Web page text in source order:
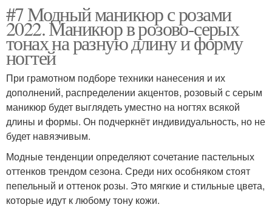
#7 Модный маникюр с розами
2022. Маникюр в розово-серых
тонах на разную длину и форму
ногтей
При грамотном подборе техники нанесения и их
дополнений, распределении акцентов, розовый с серым
маникюр будет выглядеть уместно на ногтях всякой
длины и формы. Он подчеркнёт индивидуальность, но не
будет навязчивым.
Модные тенденции определяют сочетание пастельных
оттенков трендом сезона. Среди них особняком стоят
пепельный и оттенок розы. Это мягкие и стильные цвета,
которые идут к любому тону кожи.